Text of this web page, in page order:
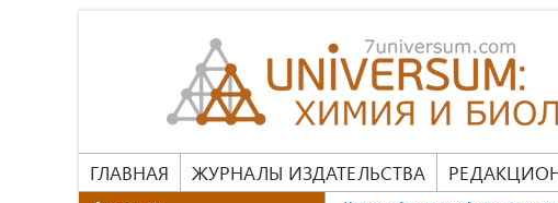
ГЛАВНАЯ ЖУРНАЛЫ ИЗДАТЕЛЬСТВА